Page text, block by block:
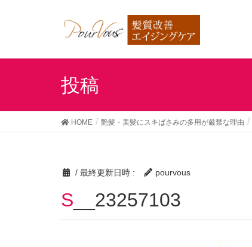
投稿
HOME 艶髪・美髪にスキばさみの多用が厳禁な理由
/ 最終更新日時 : pourvous
S__23257103